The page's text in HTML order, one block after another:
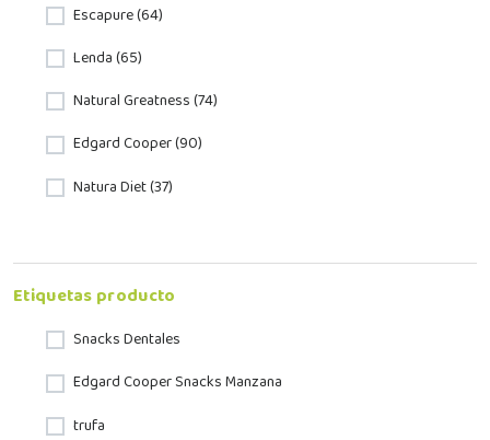
Escapure (64)
Lenda (65)
Natural Greatness (74)
Edgard Cooper (90)
Natura Diet (37)
Etiquetas producto
Snacks Dentales
Edgard Cooper Snacks Manzana
trufa